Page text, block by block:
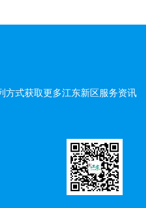
方式获取更多江东新区服务资